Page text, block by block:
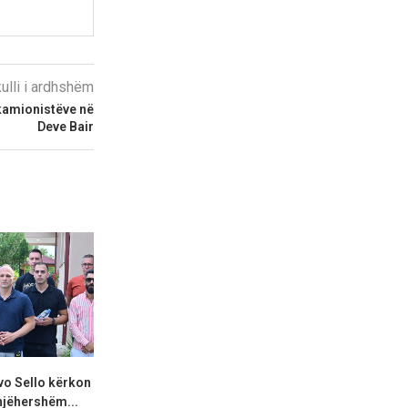
i ardhshëm
në
Deve Bair
Sello kërkon